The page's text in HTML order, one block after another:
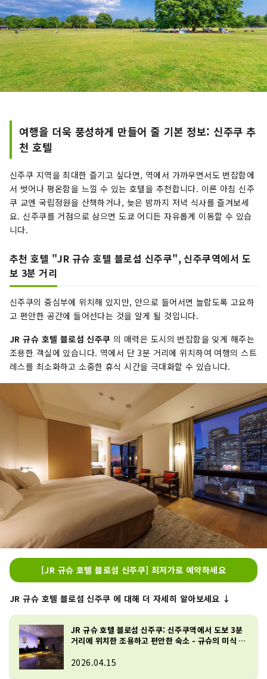
여행을 더욱 풍성하게 만들어 줄 기본 정보: 신주쿠 추
천 호텔
신주쿠 지역을 최대한 즐기고 싶다면, 역에서 가까우면서도 번잡함에
서 벗어나 평온함을 느낄 수 있는 호텔을 추천합니다. 이른 아침 신주
쿠 교엔 국립정원을 산책하거나, 늦은 밤까지 저녁 식사를 즐겨보세
요. 신주쿠를 거점으로 삼으면 도쿄 어디든 자유롭게 이동할 수 있습
니다.
추천 호텔 "JR 규슈 호텔 블로섬 신주쿠", 신주쿠역에서 도
보 3분 거리
신주쿠의 중심부에 위치해 있지만, 안으로 들어서면 놀랍도록 고요하
고 편안한 공간에 들어선다는 것을 알게 될 것입니다.
JR 규슈 호텔 블로섬 신주쿠 의 매력은 도시의 번잡함을 잊게 해주는
조용한 객실에 있습니다. 역에서 단 3분 거리에 위치하여 여행의 스트
레스를 최소화하고 소중한 휴식 시간을 극대화할 수 있습니다.
[JR 규슈 호텔 블로섬 신주쿠] 최저가로 예약하세요
JR 규슈 호텔 블로섬 신주쿠 에 대해 더 자세히 알아보세요 ↓
JR 규슈 호텔 블로섬 신주쿠: 신주쿠역에서 도보 3분
거리에 위치한 조용하고 편안한 숙소 - 규슈의 미식 경
2026.04.15